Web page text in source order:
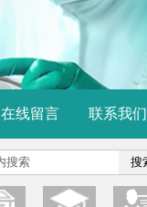
在线留言 联系我们